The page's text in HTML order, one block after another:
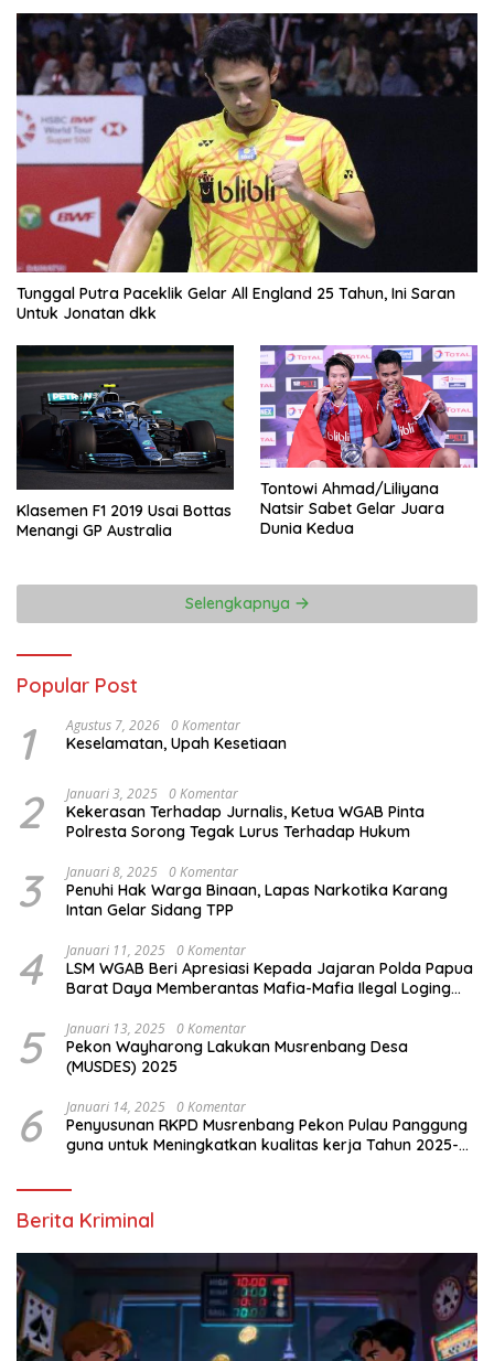
Tunggal Putra Paceklik Gelar All England 25 Tahun, Ini Saran
Untuk Jonatan dkk
Klasemen F1 2019 Usai Bottas
Menangi GP Australia
Tontowi Ahmad/Liliyana
Natsir Sabet Gelar Juara
Dunia Kedua
Selengkapnya
Popular Post
1 Agustus 7, 2026 0 Komentar
Keselamatan, Upah Kesetiaan
2 Januari 3, 2025 0 Komentar
Kekerasan Terhadap Jurnalis, Ketua WGAB Pinta
Polresta Sorong Tegak Lurus Terhadap Hukum
3 Januari 8, 2025 0 Komentar
Penuhi Hak Warga Binaan, Lapas Narkotika Karang
Intan Gelar Sidang TPP
4 Januari 11, 2025 0 Komentar
LSM WGAB Beri Apresiasi Kepada Jajaran Polda Papua
Barat Daya Memberantas Mafia-Mafia Ilegal Loging
5 Januari 13, 2025 0 Komentar
Pekon Wayharong Lakukan Musrenbang Desa
(MUSDES) 2025
6 Januari 14, 2025 0 Komentar
Penyusunan RKPD Musrenbang Pekon Pulau Panggung
guna untuk Meningkatkan kualitas kerja Tahun 2025-
Berita Kriminal